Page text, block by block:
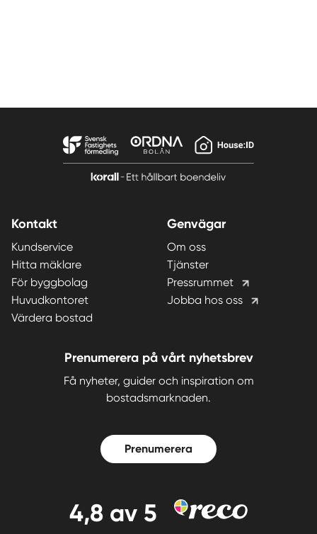
Kontakt
Kundservice
Hitta mäklare
För byggbolag
Huvudkontoret
Värdera bostad
Genvägar
Om oss
Tjänster
Pressrummet
Jobba hos oss
Prenumerera på vårt nyhetsbrev
Få nyheter, guider och inspiration om
bostadsmarknaden.
Prenumerera
4,8 av 5